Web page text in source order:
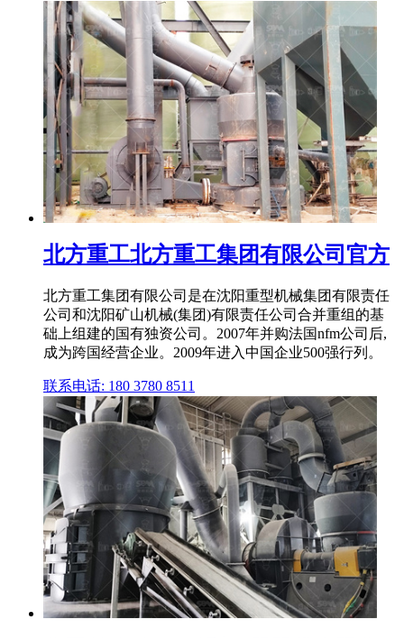
北方重工北方重工集团有限公司官方
北方重工集团有限公司是在沈阳重型机械集团有限责任
公司和沈阳矿山机械(集团)有限责任公司合并重组的基
础上组建的国有独资公司。2007年并购法国nfm公司后,
成为跨国经营企业。2009年进入中国企业500强行列。
联系电话: 180 3780 8511